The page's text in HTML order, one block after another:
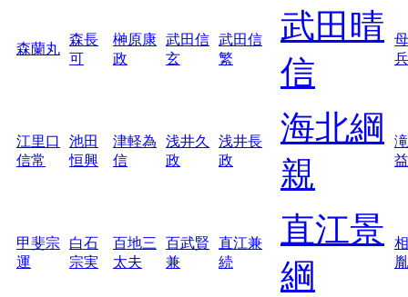
森蘭丸
森長
可
榊原康
政
武田信
玄
武田信
繁
武田晴
信
江里口
信常
池田
恒興
津軽為
信
浅井久
政
浅井長
政
海北綱
親
益
甲斐宗
運
白石
宗実
百地三
太夫
百武賢
兼
直江兼
続
直江景
綱
胤